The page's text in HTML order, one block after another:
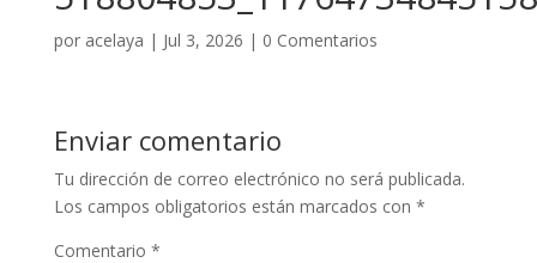
por acelaya | Jul 3, 2026 | 0 Comentarios
Enviar comentario
Tu dirección de correo electrónico no será publicada.
Los campos obligatorios están marcados con *
Comentario *